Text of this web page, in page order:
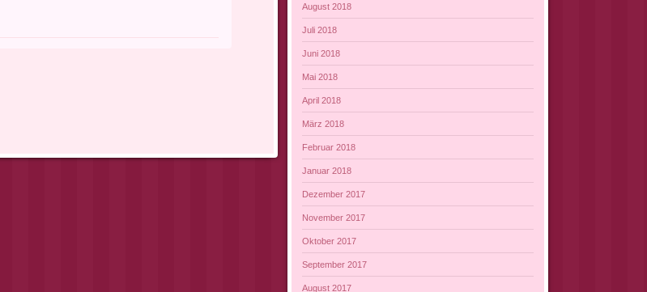
August 2018
Juli 2018
Juni 2018
Mai 2018
April 2018
März 2018
Februar 2018
Januar 2018
Dezember 2017
November 2017
Oktober 2017
September 2017
August 2017